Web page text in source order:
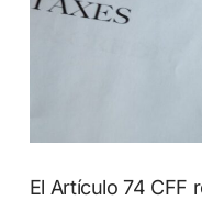
El Artículo 74 CFF